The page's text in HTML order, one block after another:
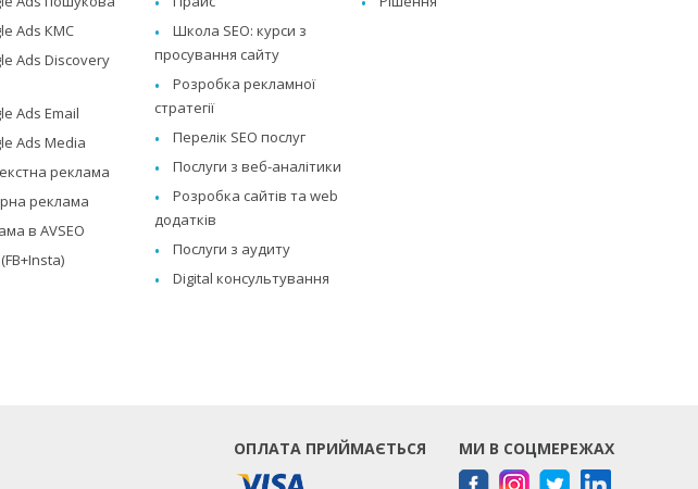
Ads КМС
Ads Discovery
Ads Email
Ads Media
реклама
реклама
в AVSEO
Школа SEO: курси з
просування сайту
Розробка рекламної
стратегії
Перелік SEO послуг
Послуги з веб-аналітики
Розробка сайтів та web
додатків
Послуги з аудиту
Digital консультування
МИ В СОЦМЕРЕЖАХ
ОПЛАТА ПРИЙМАЄТЬСЯ